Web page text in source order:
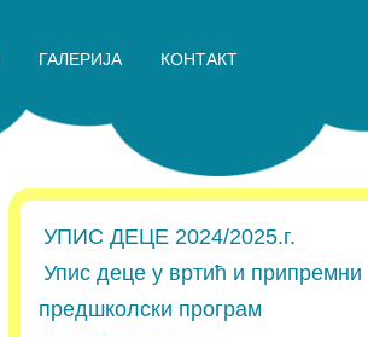
ГАЛЕРИЈА КОНТАКТ
УПИС ДЕЦЕ 2024/2025.г.
Упис деце у вртић и припремни
предшколски програм